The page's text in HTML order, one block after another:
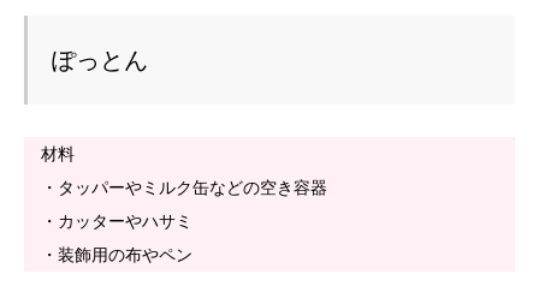
ぽっとん
材料
・タッパーやミルク缶などの空き容器
・カッターやハサミ
・装飾用の布やペン